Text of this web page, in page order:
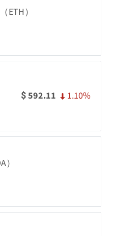
ETH）
$592.11 1.10%